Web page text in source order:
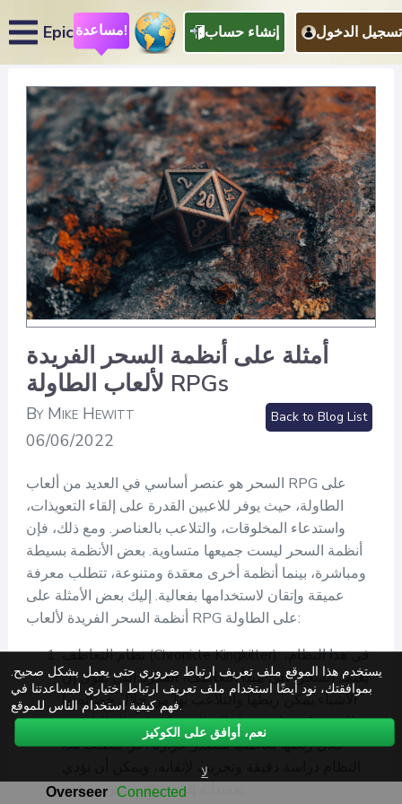
Epic مساعدة! إنشاء حساب تسجيل الدخول
أمثلة على أنظمة السحر الفريدة
لألعاب الطاولة RPGs
By Mike Hewitt
06/06/2022
Back to Blog List
السحر هو عنصر أساسي في العديد من ألعاب RPG على
الطاولة، حيث يوفر للاعبين القدرة على إلقاء التعويذات،
واستدعاء المخلوقات، والتلاعب بالعناصر. ومع ذلك، فإن
أنظمة السحر ليست جميعها متساوية. بعض الأنظمة بسيطة
ومباشرة، بينما أنظمة أخرى معقدة ومتنوعة، تتطلب معرفة
عميقة وإتقان لاستخدامها بفعالية. إليك بعض الأمثلة على
أنظمة السحر الفريدة لألعاب RPG على الطاولة:
نظام التعاطف (Chronicle Kingkiller): في هذا النظام،
يعتمد السحر على مبدأ التعاطف، الفكرة التي تقول إن
الأشياء يمكن ربطها والتلاعب بها من خلال خصائصها
المشتركة. على سبيل المثال، يمكن إشعال النار من
خلال ربطها تعاطفيًا بمصدر حرارة آخر. يتطلب هذا
النظام دراسة دقيقة وتجريب لإتقانه، ويمكن أن تؤدي
يستخدم هذا الموقع ملف تعريف ارتباط ضروري حتى يعمل بشكل صحيح.
بموافقتك، نود أيضًا استخدام ملف تعريف ارتباط اختياري لمساعدتنا في
فهم كيفية استخدام الناس للموقع.
نعم، أوافق على الكوكيز
لا